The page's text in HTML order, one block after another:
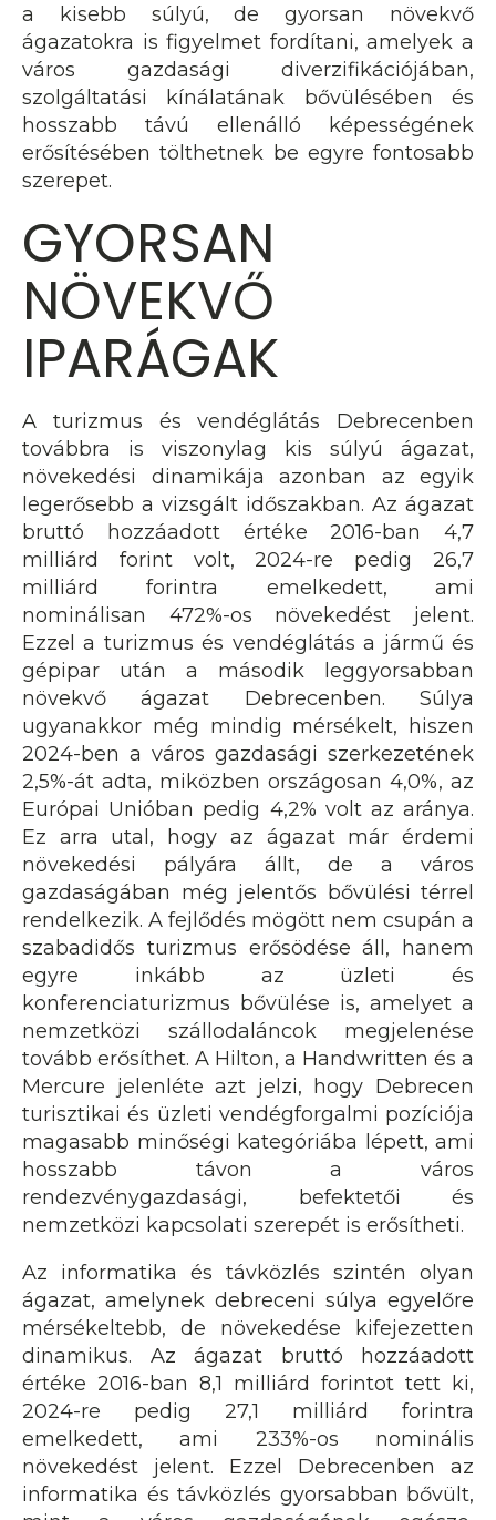
a kisebb súlyú, de gyorsan növekvő
ágazatokra is figyelmet fordítani, amelyek a
város gazdasági diverzifikációjában,
szolgáltatási kínálatának bővülésében és
hosszabb távú ellenálló képességének
erősítésében tölthetnek be egyre fontosabb
szerepet.
GYORSAN
NÖVEKVŐ
IPARÁGAK
A turizmus és vendéglátás Debrecenben
továbbra is viszonylag kis súlyú ágazat,
növekedési dinamikája azonban az egyik
legerősebb a vizsgált időszakban. Az ágazat
bruttó hozzáadott értéke 2016-ban 4,7
milliárd forint volt, 2024-re pedig 26,7
milliárd forintra emelkedett, ami
nominálisan 472%-os növekedést jelent.
Ezzel a turizmus és vendéglátás a jármű és
gépipar után a második leggyorsabban
növekvő ágazat Debrecenben. Súlya
ugyanakkor még mindig mérsékelt, hiszen
2024-ben a város gazdasági szerkezetének
2,5%-át adta, miközben országosan 4,0%, az
Európai Unióban pedig 4,2% volt az aránya.
Ez arra utal, hogy az ágazat már érdemi
növekedési pályára állt, de a város
gazdaságában még jelentős bővülési térrel
rendelkezik. A fejlődés mögött nem csupán a
szabadidős turizmus erősödése áll, hanem
egyre inkább az üzleti és
konferenciaturizmus bővülése is, amelyet a
nemzetközi szállodaláncok megjelenése
tovább erősíthet. A Hilton, a Handwritten és a
Mercure jelenléte azt jelzi, hogy Debrecen
turisztikai és üzleti vendégforgalmi pozíciója
magasabb minőségi kategóriába lépett, ami
hosszabb távon a város
rendezvénygazdasági, befektetői és
nemzetközi kapcsolati szerepét is erősítheti.
Az informatika és távközlés szintén olyan
ágazat, amelynek debreceni súlya egyelőre
mérsékeltebb, de növekedése kifejezetten
dinamikus. Az ágazat bruttó hozzáadott
értéke 2016-ban 8,1 milliárd forintot tett ki,
2024-re pedig 27,1 milliárd forintra
emelkedett, ami 233%-os nominális
növekedést jelent. Ezzel Debrecenben az
informatika és távközlés gyorsabban bővült,